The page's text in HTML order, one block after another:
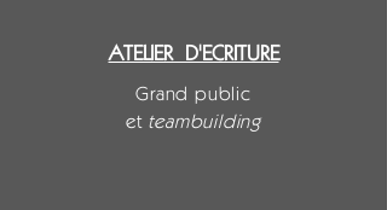
ATELIER D'ECRITURE
Grand public
et teambuilding